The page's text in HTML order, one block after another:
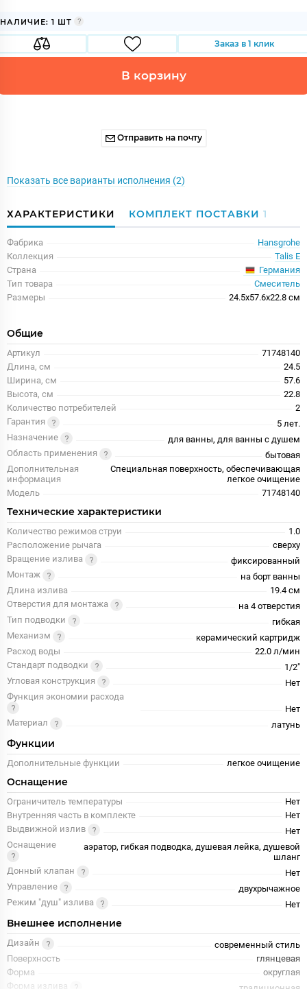
НАЛИЧИЕ: 1 ШТ
Заказ в 1 клик
В корзину
Отправить на почту
Показать все варианты исполнения (2)
ХАРАКТЕРИСТИКИ КОМПЛЕКТ ПОСТАВКИ 1
Фабрика
Hansgrohe
Коллекция
Talis E
Страна
Германия
Тип товара
Смеситель
Размеры
24.5x57.6x22.8 см
Общие
Артикул
71748140
Длина, см
24.5
Ширина, см
57.6
Высота, см
22.8
Количество потребителей
2
Гарантия
5 лет.
Назначение
для ванны, для ванны с душем
Область применения
бытовая
Дополнительная
информация
Специальная поверхность, обеспечивающая
легкое очищение
Модель
71748140
Технические характеристики
Количество режимов струи
1.0
Расположение рычага
сверху
Вращение излива
фиксированный
Монтаж
на борт ванны
Длина излива
19.4 см
Отверстия для монтажа
на 4 отверстия
Тип подводки
гибкая
Механизм
керамический картридж
Расход воды
22.0 л/мин
Стандарт подводки
1/2"
Угловая конструкция
Нет
Функция экономии расхода
Нет
Материал
латунь
Функции
Дополнительные функции легкое очищение
Оснащение
Ограничитель температуры
Нет
Внутренняя часть в комплекте
Нет
Выдвижной излив
Нет
Оснащение
аэратор, гибкая подводка, душевая лейка, душевой
шланг
Донный клапан
Нет
Управление
двухрычажное
Режим "душ" излива
Нет
Внешнее исполнение
Дизайн
современный стиль
Поверхность
глянцевая
Форма
округлая
Форма излива